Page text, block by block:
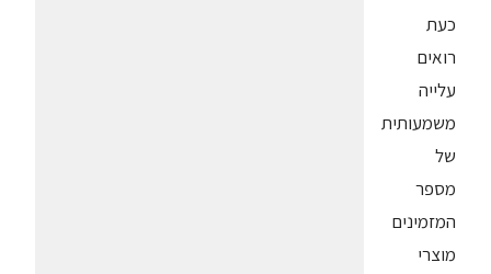
כעת
רואים
עלייה
משמעותית
של
מספר
המזמינים
מוצרי